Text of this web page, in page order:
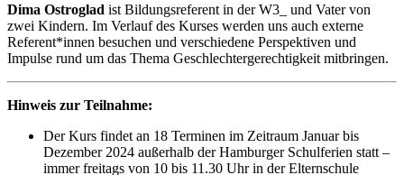
Dima Ostroglad ist Bildungsreferent in der W3_ und Vater von
zwei Kindern. Im Verlauf des Kurses werden uns auch externe
Referent*innen besuchen und verschiedene Perspektiven und
Impulse rund um das Thema Geschlechtergerechtigkeit mitbringen.
Hinweis zur Teilnahme:
Der Kurs findet an 18 Terminen im Zeitraum Januar bis
Dezember 2024 außerhalb der Hamburger Schulferien statt –
immer freitags von 10 bis 11.30 Uhr in der Elternschule